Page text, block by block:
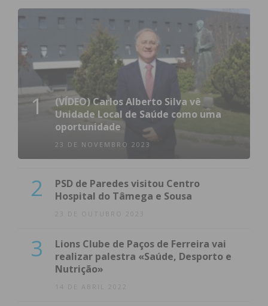
1
(VÍDEO) Carlos Alberto Silva vê
Unidade Local de Saúde como uma
oportunidade
23 DE NOVEMBRO 2023
2
PSD de Paredes visitou Centro
Hospital do Tâmega e Sousa
23 DE OUTUBRO 2023
3
Lions Clube de Paços de Ferreira vai
realizar palestra «Saúde, Desporto e
Nutrição»
14 DE ABRIL 2022